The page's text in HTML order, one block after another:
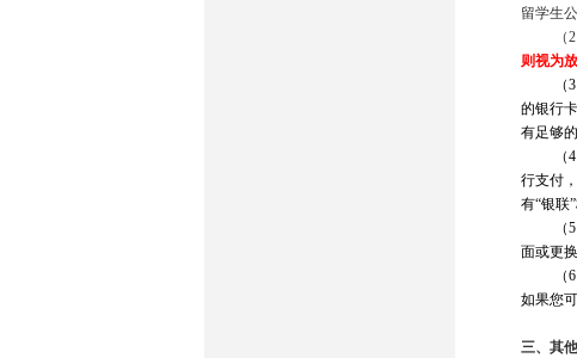
留学生公
（2
则视为
的银行
有足够
行支付
有“银联
面或更
如果您
三、其